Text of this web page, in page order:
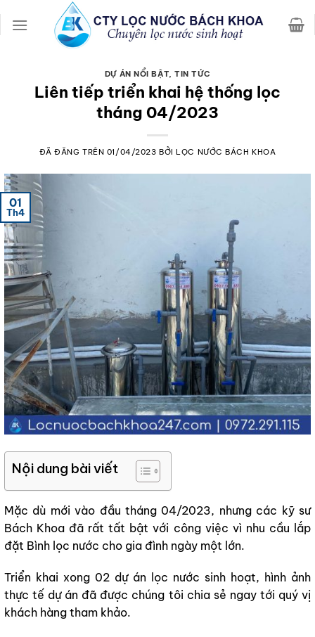
đến
DỰ ÁN NỔI BẬT,TIN TỨC
Liên tiếp triển khai hệ thống lọc
tháng 04/2023
ĐÃ ĐĂNG TRÊN 01/04/2023 BỞILỌC NƯỚC BÁCH KHOA
01
Th4
Nội dung bài viết
Mặc dù mới vào đầu tháng 04/2023, nhưng các kỹ sư
Bách Khoa đã rất tất bật với công việc vì nhu cầu lắp
đặt Bình lọc nước cho gia đình ngày một lớn.
Triển khai xong 02 dự án lọc nước sinh hoạt, hình ảnh
thực tế dự án đã được chúng tôi chia sẻ ngay tới quý vị
khách hàng tham khảo.